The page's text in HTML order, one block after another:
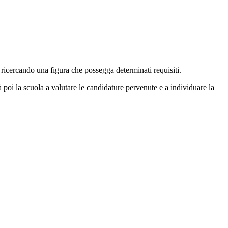
una figura che possegga determinati requisiti.
la scuola a valutare le candidature pervenute e a individuare la